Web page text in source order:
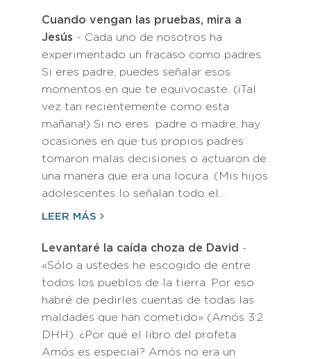
Cuando vengan las pruebas, mira a
Jesús - Cada uno de nosotros ha
experimentado un fracaso como padres.
Si eres padre, puedes señalar esos
momentos en que te equivocaste. (¡Tal
vez tan recientemente como esta
mañana!) Si no eres padre o madre, hay
ocasiones en que tus propios padres
tomaron malas decisiones o actuaron de
una manera que era una locura. (Mis hijos
adolescentes lo señalan todo el…
LEER MÁS
Levantaré la caída choza de David -
«Sólo a ustedes he escogido de entre
todos los pueblos de la tierra. Por eso
habré de pedirles cuentas de todas las
maldades que han cometido» (Amós 3:2
DHH). ¿Por qué el libro del profeta
Amós es especial? Amós no era un